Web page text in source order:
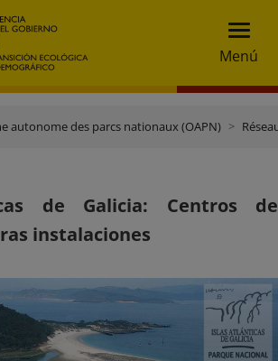
Menú
autonome des parcs nationaux (OAPN)
de Galicia: Centros de
instalaciones